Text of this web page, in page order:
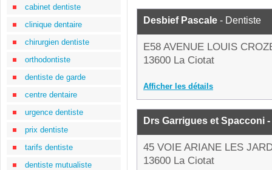
cabinet dentiste
clinique dentaire
chirurgien dentiste
orthodontiste
dentiste de garde
centre dentaire
urgence dentiste
prix dentiste
tarifs dentiste
dentiste mutualiste
Desbief Pascale - Dentiste
E58 AVENUE LOUIS
13600 La Ciotat
Afficher les détails
Drs Garrigues et Spacconi
45 VOIE ARIANE LES
13600 La Ciotat